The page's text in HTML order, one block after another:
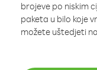
brojeve po niskim
paketa u bilo koje
možete uštedjeti